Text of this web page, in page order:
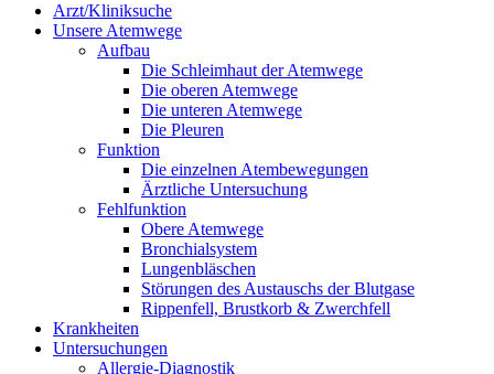
Arzt/Kliniksuche
Unsere Atemwege
Aufbau
Die Schleimhaut der Atemwege
Die oberen Atemwege
Die unteren Atemwege
Die Pleuren
Funktion
Die einzelnen Atembewegungen
Ärztliche Untersuchung
Fehlfunktion
Obere Atemwege
Bronchialsystem
Lungenbläschen
Störungen des Austauschs der Blutgase
Rippenfell, Brustkorb & Zwerchfell
Krankheiten
Untersuchungen
Allergie-Diagnostik